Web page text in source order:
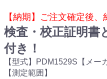
【納期】ご注文確定後
検査・校正証明書
付き！
【型式】PDM1529S【メー
【測定範囲】